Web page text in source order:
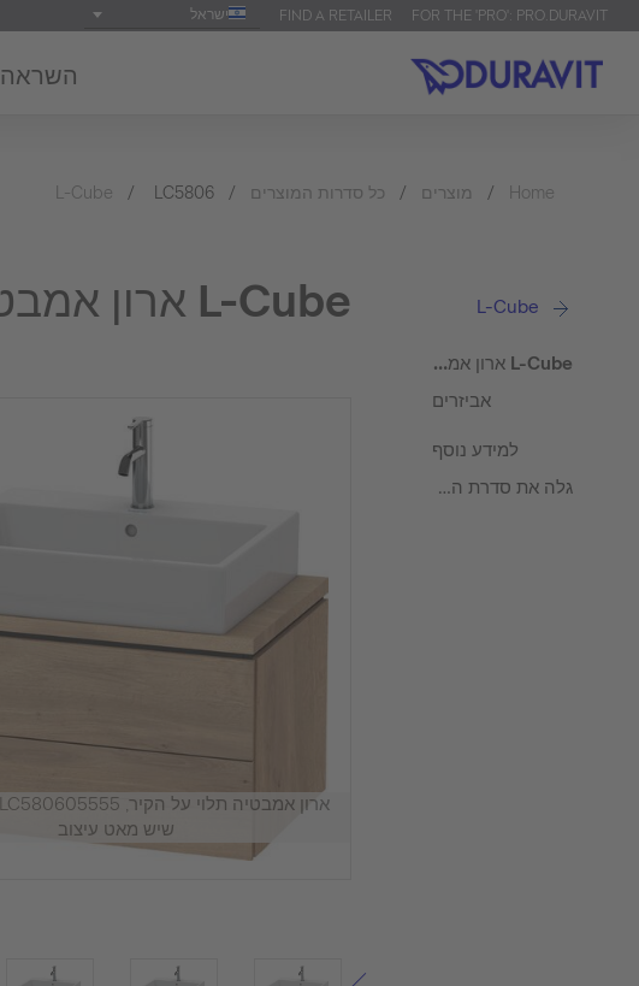
FOR THE 'PRO': PRO.DURAVIT
FIND A RETAILER ישראל
השראה
Home מוצרים כל סדרות המוצרים L-Cube LC5806
L-Cube
L-Cube ארון אמבטיה תלוי על הקיר
אביזרים
למידע נוסף
גלה את סדרת המוצרים
L-Cube ארון אמבטיה תלוי על הקיר
שיש מאט עיצוב